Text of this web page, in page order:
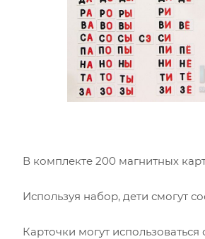
В комплекте 200 магнитных
Используя набор, дети смогут
Карточки могут